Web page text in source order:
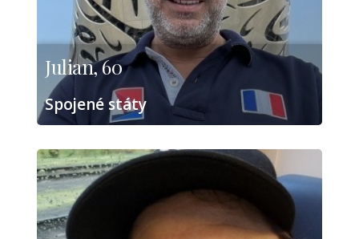
Julian, 60
Spojené státy